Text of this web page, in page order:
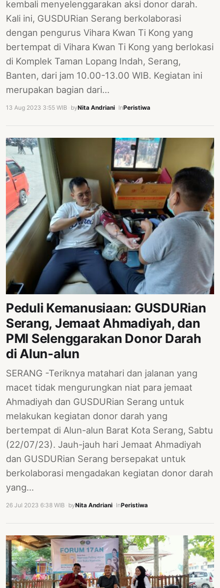
kembali menyelenggarakan aksi donor darah.
Kali ini, GUSDURian Serang berkolaborasi
dengan pengurus Vihara Kwan Ti Kong yang
bertempat di Vihara Kwan Ti Kong yang berlokasi
di Komplek Taman Lopang Indah, Serang,
Banten, dari jam 10.00-13.00 WIB. Kegiatan ini
merupakan bagian dari…
13 Aug 2023 3:55 WIB byNita Andriani InPeristiwa
Peduli Kemanusiaan: GUSDURian
Serang, Jemaat Ahmadiyah, dan
PMI Selenggarakan Donor Darah
di Alun-alun
SERANG -Teriknya matahari dan jalanan yang
macet tidak mengurungkan niat para jemaat
Ahmadiyah dan GUSDURian Serang untuk
melakukan kegiatan donor darah yang
bertempat di Alun-alun Barat Kota Serang, Sabtu
(22/07/23). Jauh-jauh hari Jemaat Ahmadiyah
dan GUSDURian Serang bersepakat untuk
berkolaborasi mengadakan kegiatan donor darah
yang…
26 Jul 2023 6:38 WIB byNita Andriani InPeristiwa